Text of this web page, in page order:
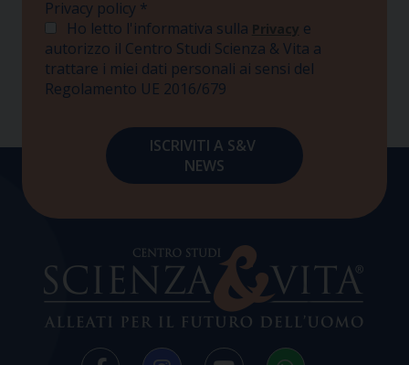
Privacy policy *
Ho letto l'informativa sulla Privacy e
autorizzo il Centro Studi Scienza & Vita a
trattare i miei dati personali ai sensi del
Regolamento UE 2016/679